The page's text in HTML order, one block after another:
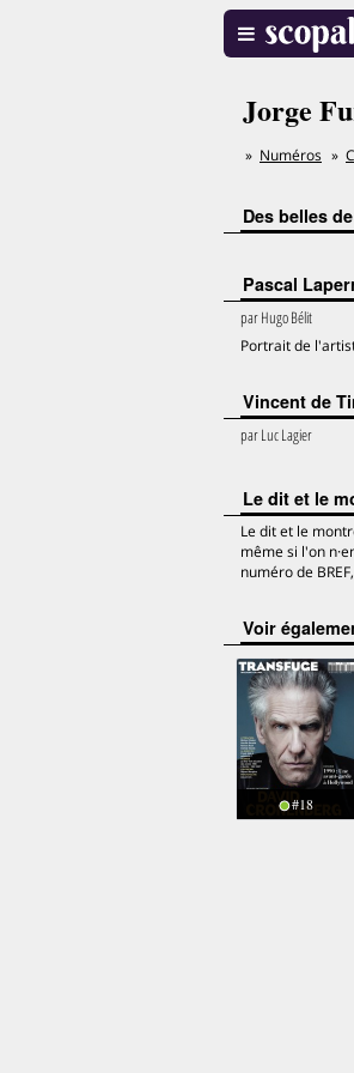
Jorge
Numéros
Des belles
Pascal
parHugo Bélit
Portrait de
Vincent de
parLuc Lagier
Le dit et le
Le dit et le
même si l'on
numéro de
voir
#18